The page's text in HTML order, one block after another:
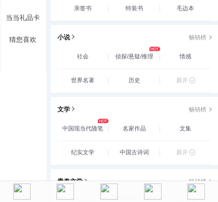
当当礼品卡
猜您喜欢
亲签书 特装书 毛边本
小说 畅销榜
社会 侦探/悬疑/推理 情感
世界名著 历史 展开
文学 畅销榜
中国现当代随笔 名家作品 文集
纪实文学 中国古诗词 展开
青春文学 畅销榜
玄幻/新武侠/魔幻/